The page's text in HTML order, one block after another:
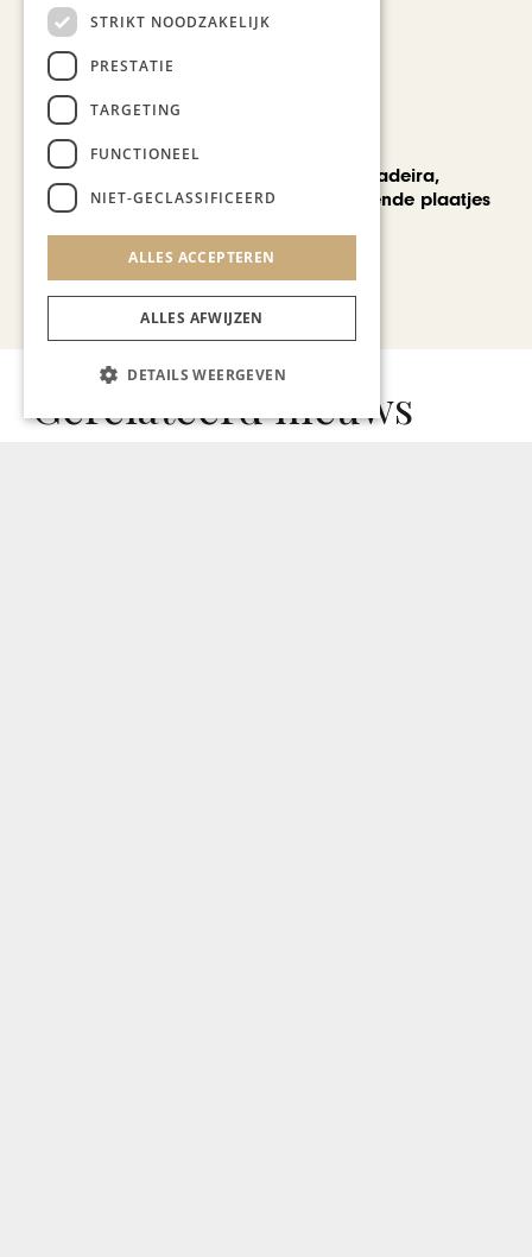
Een week op Madeira,
voorbij de bekende plaatjes
Bekijk alle artikelen
Gerelateerd nieuws
STRIKT NOODZAKELIJK
PRESTATIE
TARGETING
FUNCTIONEEL
NIET-GECLASSIFICEERD
ALLES ACCEPTEREN
ALLES AFWIJZEN
DETAILS WEERGEVEN